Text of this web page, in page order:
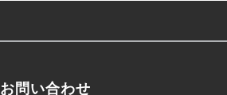
お問い合わせ